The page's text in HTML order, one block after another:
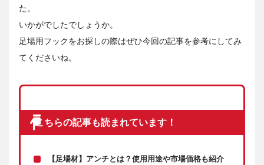
た。
いかがでしたでしょうか。
足場用フックをお探しの際はぜひ今回の記事を参考にしてみ
てくださいね。
こちらの記事も読まれています！
【足場材】アンチとは？使用用途や市場価格も紹介